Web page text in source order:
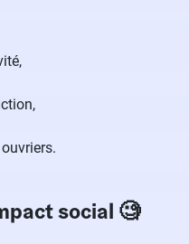
social 🧐